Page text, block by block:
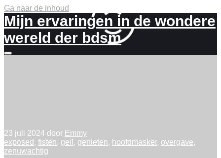
Ga naar de inhoud
Mijn ervaringen in de wondere
wereld der bdsm
Meer
23 juli 2024 door Emmy
exposed , fisten, geil , genieten, hoofdmasker, overgave,
zenuwachtig